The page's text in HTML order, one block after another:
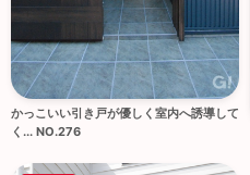
かっこいい引き戸が優しく室内へ誘導して
く... NO.276